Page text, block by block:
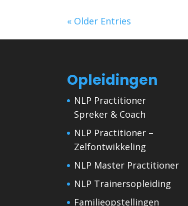
« Older Entries
Opleidingen
NLP Practitioner
Spreker & Coach
NLP Practitioner –
Zelfontwikkeling
NLP Master Practitioner
NLP Trainersopleiding
Familieopstellingen